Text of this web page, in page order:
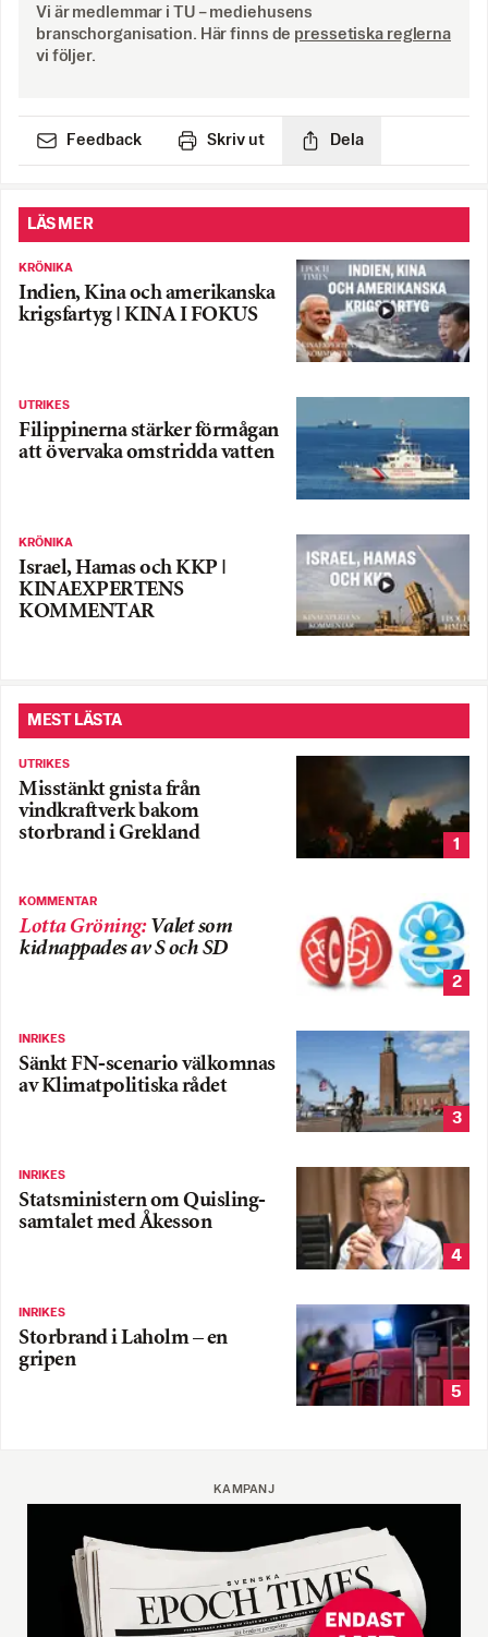
Vi är medlemmar i TU – mediehusens
branschorganisation. Här finns de pressetiska reglerna
vi följer.
Feedback Skriv ut Dela
LÄS MER
KRÖNIKA
Indien, Kina och amerikanska
krigsfartyg | KINA I FOKUS
UTRIKES
Filippinerna stärker förmågan
att övervaka omstridda vatten
KRÖNIKA
Israel, Hamas och KKP |
KINAEXPERTENS
KOMMENTAR
MEST LÄSTA
UTRIKES
Misstänkt gnista från
vindkraftverk bakom
storbrand i Grekland
1
KOMMENTAR
Lotta Gröning: Valet som
kidnappades av S och SD
2
INRIKES
Sänkt FN-scenario välkomnas
av Klimatpolitiska rådet
3
INRIKES
Statsministern om Quisling-
samtalet med Åkesson
4
INRIKES
Storbrand i Laholm – en
gripen
5
KAMPANJ